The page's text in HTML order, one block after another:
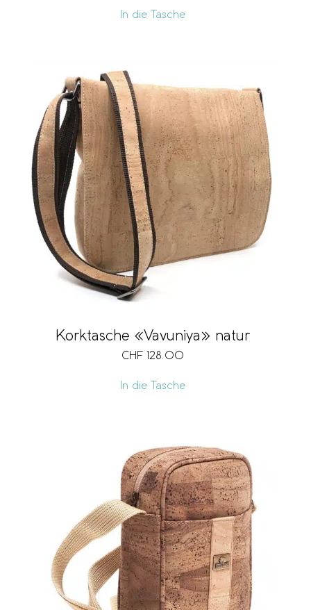
In die Tasche
Korktasche «Vavuniya» natur
CHF 128.00
In die Tasche